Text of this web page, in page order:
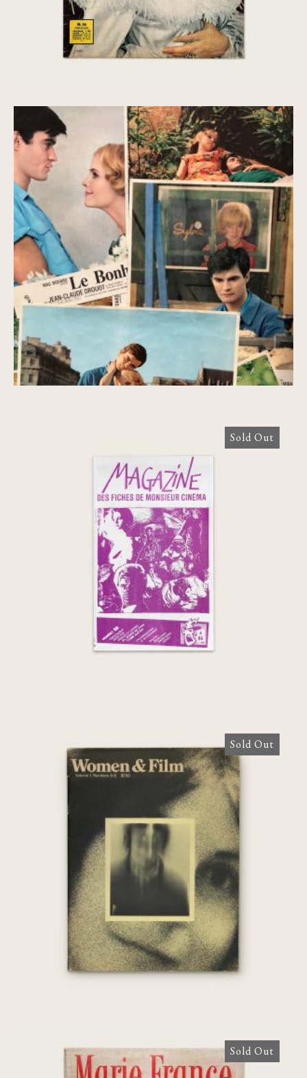
Le Bonheur [Lobby Cards]
70,00
Sold Out
Magazine des Fiches de Monsieur
Cinéma – Numéro 28, 1986 [Agnès
Varda]
Sold Out
Women & Film: Volume 1, Numbers 5-6
[Agnès Varda]
Sold Out